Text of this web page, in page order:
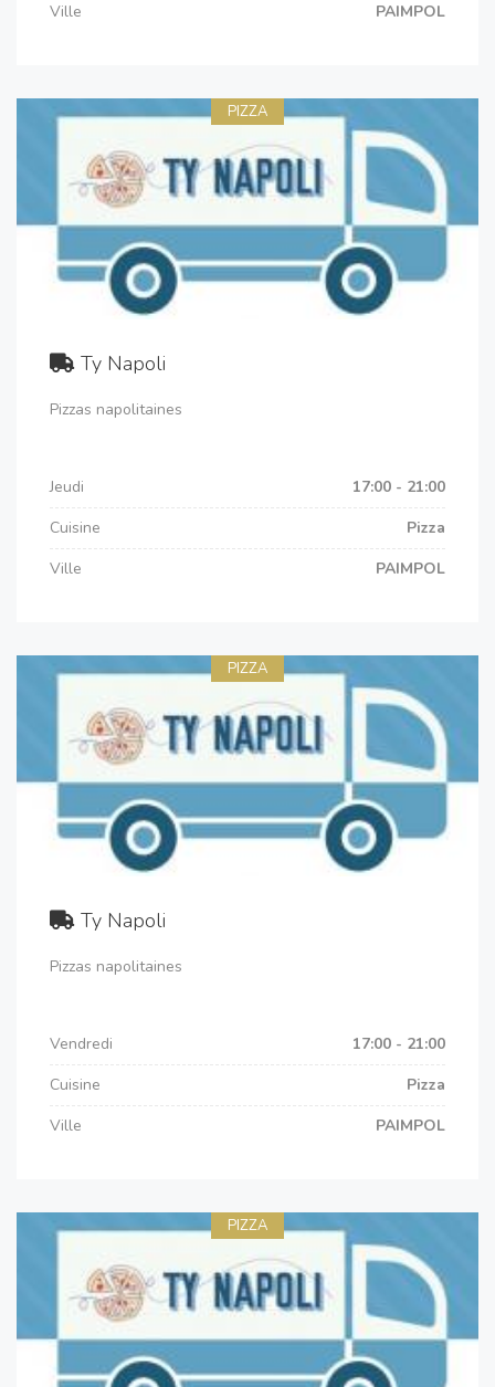
Ville
PAIMPOL
PIZZA
Ty Napoli
Pizzas napolitaines
Jeudi
17:00 - 21:00
Cuisine
Pizza
Ville
PAIMPOL
PIZZA
Ty Napoli
Pizzas napolitaines
Vendredi
17:00 - 21:00
Cuisine
Pizza
Ville
PAIMPOL
PIZZA